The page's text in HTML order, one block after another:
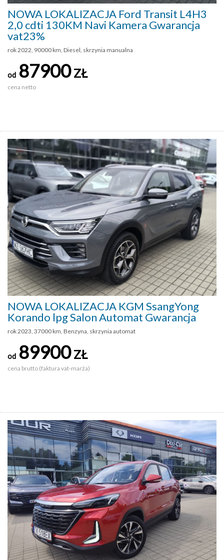
NOWA LOKALIZACJA Ford Transit L4H3
2,0 cdti 130KM Navi Kamera Gwarancja
vat23%
rok 2022, 90000 km, Diesel, skrzynia manualna
od 87900ZŁ
cena netto
NOWA LOKALIZACJA KGM SsangYong
Korando lpg Salon Automat Gwarancja
rok 2023, 37000 km, Benzyna, skrzynia automat
od 89900ZŁ
cena brutto (faktura vat-marża)